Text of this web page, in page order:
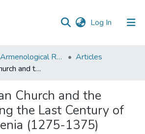
Log In (current)
Haigazian Armenological Review
Articles
The Armenian Church and the Papacy During the Last Century of Cilician Armenia (1275-1375)
Church and the
the Last Century of
(1275-1375)